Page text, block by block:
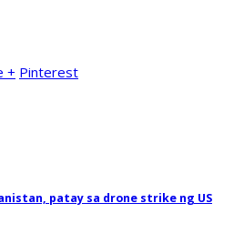
+ Pinterest
patay sa drone strike ng US